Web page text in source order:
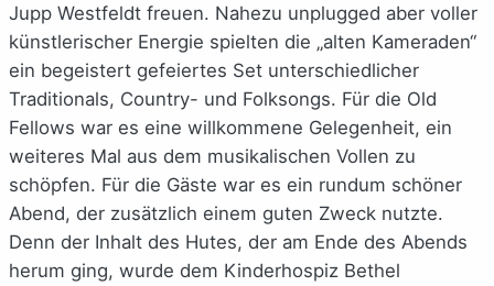
Jupp Westfeldt freuen. Nahezu unplugged aber voller
künstlerischer Energie spielten die „alten Kameraden“
ein begeistert gefeiertes Set unterschiedlicher
Traditionals, Country- und Folksongs. Für die Old
Fellows war es eine willkommene Gelegenheit, ein
weiteres Mal aus dem musikalischen Vollen zu
schöpfen. Für die Gäste war es ein rundum schöner
Abend, der zusätzlich einem guten Zweck nutzte.
Denn der Inhalt des Hutes, der am Ende des Abends
herum ging, wurde dem Kinderhospiz Bethel